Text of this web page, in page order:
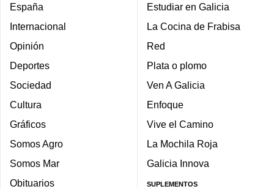
España
Internacional
Opinión
Deportes
Sociedad
Cultura
Gráficos
Somos Agro
Somos Mar
Obituarios
Estudiar en Galicia
La Cocina de Frabisa
Red
Plata o plomo
Ven A Galicia
Enfoque
Vive el Camino
La Mochila Roja
Galicia Innova
SUPLEMENTOS